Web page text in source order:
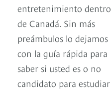
entretenimiento dentro
de Canadá. Sin más
preámbulos lo dejamos
con la guía rápida para
saber si usted es o no
candidato para estudiar